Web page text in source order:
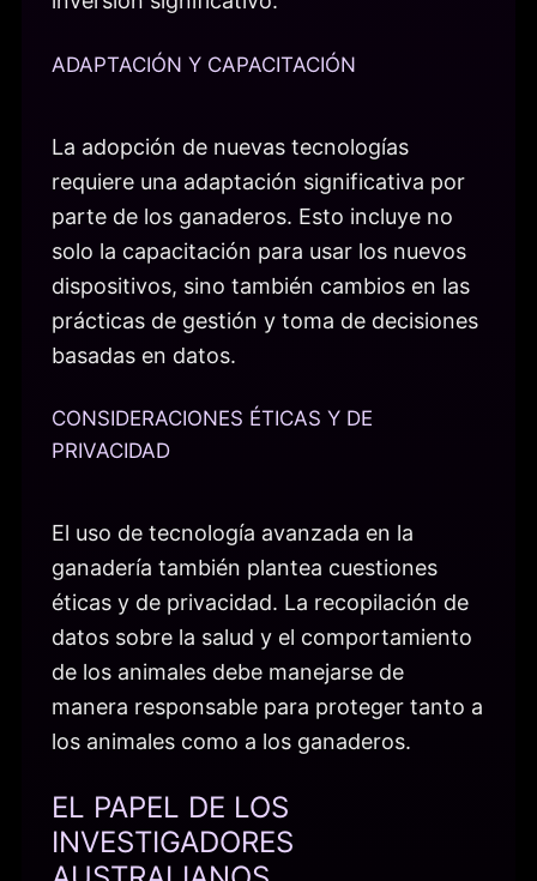
ADAPTACIÓN Y CAPACITACIÓN
La adopción de nuevas tecnologías
requiere una adaptación significativa por
parte de los ganaderos. Esto incluye no
solo la capacitación para usar los nuevos
dispositivos, sino también cambios en las
prácticas de gestión y toma de decisiones
basadas en datos.
CONSIDERACIONES ÉTICAS Y DE
PRIVACIDAD
El uso de tecnología avanzada en la
ganadería también plantea cuestiones
éticas y de privacidad. La recopilación de
datos sobre la salud y el comportamiento
de los animales debe manejarse de
manera responsable para proteger tanto a
los animales como a los ganaderos.
EL PAPEL DE LOS
INVESTIGADORES